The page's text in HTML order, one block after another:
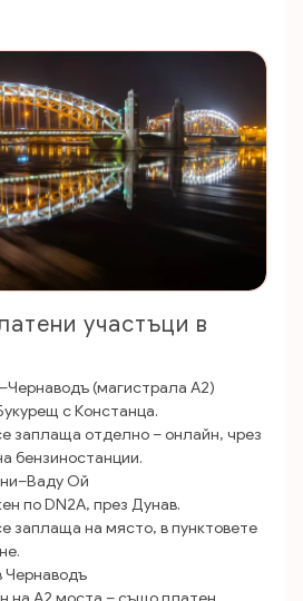
участъци в
(магистрала A2)
с Констанца.
заплаща отделно – онлайн, чрез
бензиностанции.
Ой
по DN2A, през Дунав.
заплаща на място, в пунктовете
Чернаводъ